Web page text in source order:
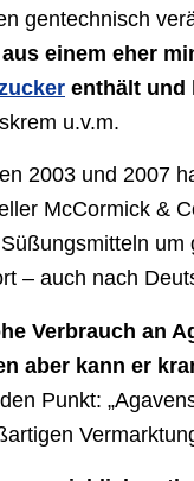
gentechnisch
einem eher
enthält und
u.v.m.
2003 und 2007
McCormick &
– auch nach
Verbrauch an
aber kann er
Punkt: